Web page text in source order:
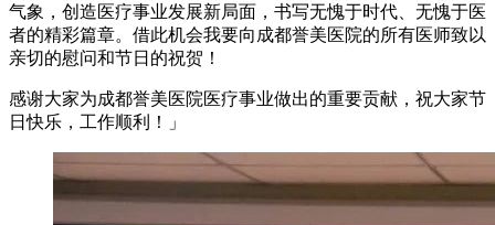
气象，创造医疗事业发展新局面，书写无愧于时代、无愧于医
者的精彩篇章。借此机会我要向成都誉美医院的所有医师致以
亲切的慰问和节日的祝贺！
感谢大家为成都誉美医院医疗事业做出的重要贡献，祝大家节
日快乐，工作顺利！」